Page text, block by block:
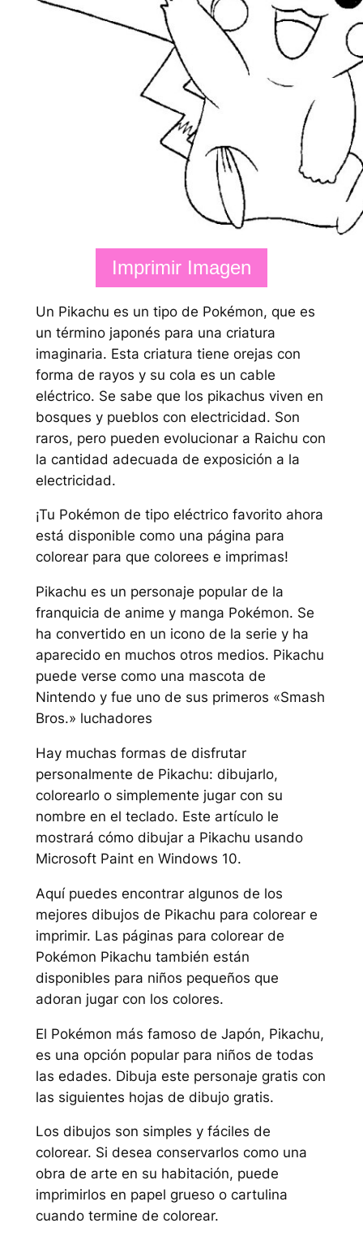
Imprimir Imagen
Un Pikachu es un tipo de Pokémon, que es
un término japonés para una criatura
imaginaria. Esta criatura tiene orejas con
forma de rayos y su cola es un cable
eléctrico. Se sabe que los pikachus viven en
bosques y pueblos con electricidad. Son
raros, pero pueden evolucionar a Raichu con
la cantidad adecuada de exposición a la
electricidad.
¡Tu Pokémon de tipo eléctrico favorito ahora
está disponible como una página para
colorear para que colorees e imprimas!
Pikachu es un personaje popular de la
franquicia de anime y manga Pokémon. Se
ha convertido en un icono de la serie y ha
aparecido en muchos otros medios. Pikachu
puede verse como una mascota de
Nintendo y fue uno de sus primeros «Smash
Bros.» luchadores
Hay muchas formas de disfrutar
personalmente de Pikachu: dibujarlo,
colorearlo o simplemente jugar con su
nombre en el teclado. Este artículo le
mostrará cómo dibujar a Pikachu usando
Microsoft Paint en Windows 10.
Aquí puedes encontrar algunos de los
mejores dibujos de Pikachu para colorear e
imprimir. Las páginas para colorear de
Pokémon Pikachu también están
disponibles para niños pequeños que
adoran jugar con los colores.
El Pokémon más famoso de Japón, Pikachu,
es una opción popular para niños de todas
las edades. Dibuja este personaje gratis con
las siguientes hojas de dibujo gratis.
Los dibujos son simples y fáciles de
colorear. Si desea conservarlos como una
obra de arte en su habitación, puede
imprimirlos en papel grueso o cartulina
cuando termine de colorear.